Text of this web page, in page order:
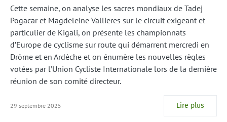
Cette semaine, on analyse les sacres mondiaux de Tadej
Pogacar et Magdeleine Vallieres sur le circuit exigeant et
particulier de Kigali, on présente les championnats
d’Europe de cyclisme sur route qui démarrent mercredi en
Drôme et en Ardèche et on énumère les nouvelles règles
votées par l’Union Cycliste Internationale lors de la dernière
réunion de son comité directeur.
29 septembre 2025 Lire plus